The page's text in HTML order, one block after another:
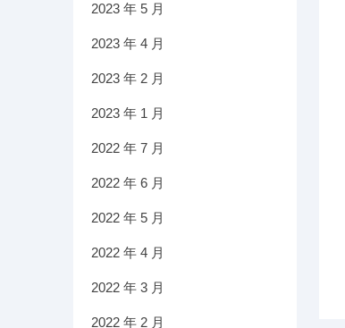
2023 年 5 月
2023 年 4 月
2023 年 2 月
2023 年 1 月
2022 年 7 月
2022 年 6 月
2022 年 5 月
2022 年 4 月
2022 年 3 月
2022 年 2 月